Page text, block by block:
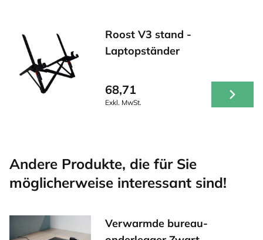
Roost V3 stand -
Laptopständer
68,71
Exkl. MwSt.
Andere Produkte, die für Sie
möglicherweise interessant sind!
Verwarmde bureau-